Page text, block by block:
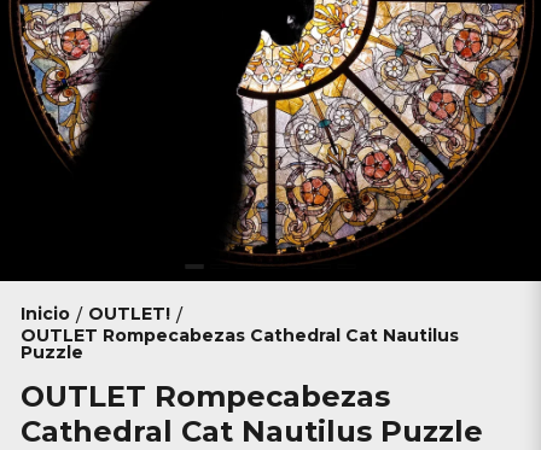
Inicio / OUTLET! /
OUTLET Rompecabezas Cathedral Cat Nautilus
Puzzle
OUTLET Rompecabezas
Cathedral Cat Nautilus Puzzle